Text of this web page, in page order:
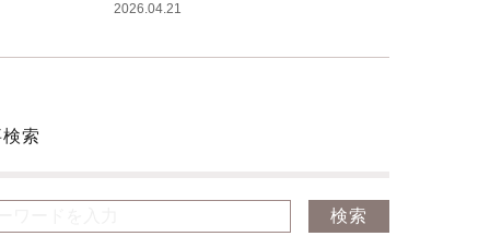
2026.04.21
索